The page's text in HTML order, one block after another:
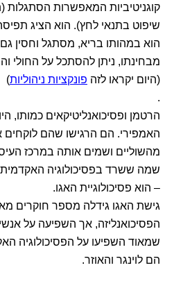
קוגניטיביות המאפשרות הסתגלות
שיפוט בתנאי לחץ). הוא הציג
הוא במהותו בריא, מסתגל וחסין
מבחינתו, ניתן להסתכל על החולי
(היום יקראו לזה פונקציות ניהוליות)
.
הרטמן ופסיכואנליטיקאים כמותו,
האמפירי. הם הרגישו שהם לוקחים
מהשוליים ושמים אותה במרכז
שמה ששרד בפסיכולוגיה האקדמית
– הוא פסיכולוגיית האגו.
גישת האגו גידלה מספר חוקרים
הפסיכואנליזה, אך השפיעה על
שמאוד השפיעו על הפסיכולוגיה
הם לוינגר והאוזר.